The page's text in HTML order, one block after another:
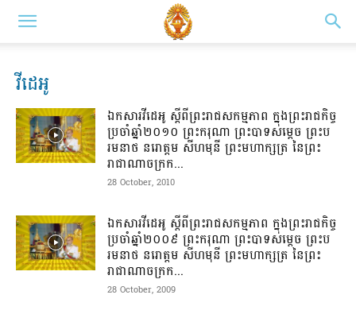
វីដេអូ
ឯកសារវីដេអូ ស្តីពីព្រះរាជសកម្មភាព ក្នុងព្រះរាជកិច្ច
ប្រចាំឆ្នាំ២០១០ ព្រះករុណា ព្រះបាទសម្តេច ព្រះប
រមនាថ នរោត្តម សីហមុនី ព្រះមហាក្សត្រ នៃព្រះ
រាជាណាចក្រក...
28 October, 2010
ឯកសារវីដេអូ ស្តីពីព្រះរាជសកម្មភាព ក្នុងព្រះរាជកិច្ច
ប្រចាំឆ្នាំ២០០៩ ព្រះករុណា ព្រះបាទសម្តេច ព្រះប
រមនាថ នរោត្តម សីហមុនី ព្រះមហាក្សត្រ នៃព្រះ
រាជាណាចក្រក...
28 October, 2009